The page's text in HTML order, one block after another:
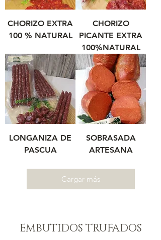
CHORIZO EXTRA
100 % NATURAL
CHORIZO
PICANTE EXTRA
100%NATURAL
LONGANIZA DE
PASCUA
SOBRASADA
ARTESANA
Cargar más
EMBUTIDOS TRUFADOS